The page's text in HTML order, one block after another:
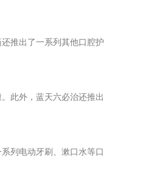
推出了一系列其他口腔护
此外，蓝天六必治还推出
列电动牙刷、漱口水等口